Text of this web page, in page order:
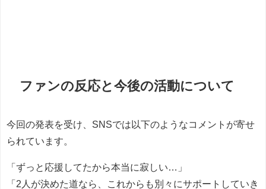
ファンの反応と今後の活動について
今回の発表を受け、SNSでは以下のようなコメントが寄せ
られています。
「ずっと応援してたから本当に寂しい…」
「2人が決めた道なら、これからも別々にサポートしていき